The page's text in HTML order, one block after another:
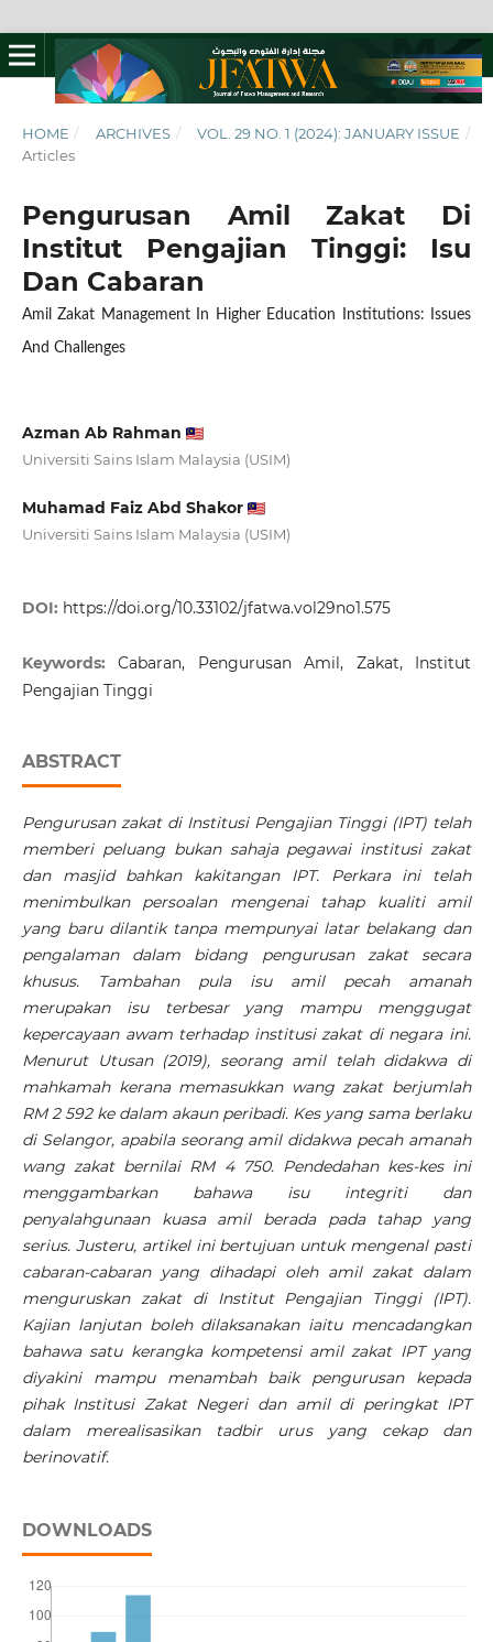
HOME / ARCHIVES / VOL. 29 NO. 1 (2024): JANUARY ISSUE /
Articles
Pengurusan Amil Zakat Di
Institut Pengajian Tinggi: Isu
Dan Cabaran
Amil Zakat Management In Higher Education Institutions: Issues
And Challenges
Azman Ab Rahman
Universiti Sains Islam Malaysia (USIM)
Muhamad Faiz Abd Shakor
Universiti Sains Islam Malaysia (USIM)
DOI: https://doi.org/10.33102/jfatwa.vol29no1.575
Keywords:Cabaran, Pengurusan Amil, Zakat, Institut
Pengajian Tinggi
ABSTRACT
Pengurusan zakat di Institusi Pengajian Tinggi (IPT) telah
memberi peluang bukan sahaja pegawai institusi zakat
dan masjid bahkan kakitangan IPT. Perkara ini telah
menimbulkan persoalan mengenai tahap kualiti amil
yang baru dilantik tanpa mempunyai latar belakang dan
pengalaman dalam bidang pengurusan zakat secara
khusus. Tambahan pula isu amil pecah amanah
merupakan isu terbesar yang mampu menggugat
kepercayaan awam terhadap institusi zakat di negara ini.
Menurut Utusan (2019), seorang amil telah didakwa di
mahkamah kerana memasukkan wang zakat berjumlah
RM 2 592 ke dalam akaun peribadi. Kes yang sama berlaku
di Selangor, apabila seorang amil didakwa pecah amanah
wang zakat bernilai RM 4 750. Pendedahan kes-kes ini
menggambarkan bahawa isu integriti dan
penyalahgunaan kuasa amil berada pada tahap yang
serius. Justeru, artikel ini bertujuan untuk mengenal pasti
cabaran-cabaran yang dihadapi oleh amil zakat dalam
menguruskan zakat di Institut Pengajian Tinggi (IPT).
Kajian lanjutan boleh dilaksanakan iaitu mencadangkan
bahawa satu kerangka kompetensi amil zakat IPT yang
diyakini mampu menambah baik pengurusan kepada
pihak Institusi Zakat Negeri dan amil di peringkat IPT
dalam merealisasikan tadbir urus yang cekap dan
berinovatif.
DOWNLOADS